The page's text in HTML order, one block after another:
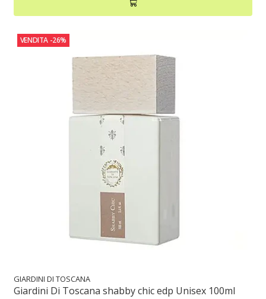
VENDITA -26%
GIARDINI DI TOSCANA
Giardini Di Toscana shabby chic edp Unisex 100ml